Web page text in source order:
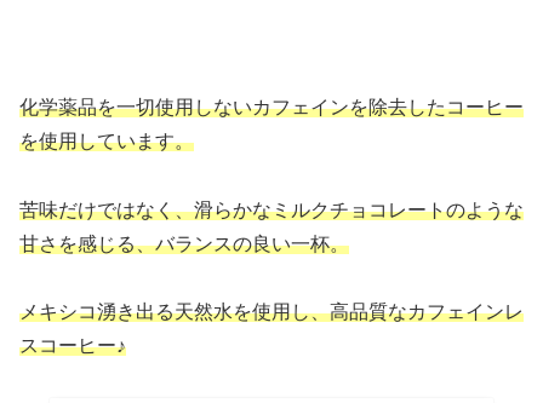
化学薬品を一切使用しないカフェインを除去したコーヒー
を使用しています。
苦味だけではなく、滑らかなミルクチョコレートのような
甘さを感じる、バランスの良い一杯。
メキシコ湧き出る天然水を使用し、高品質なカフェインレ
スコーヒー♪